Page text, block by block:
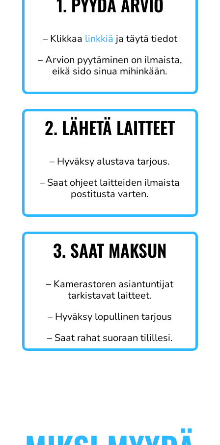
– Klikkaa linkkiä ja täytä tiedot
– Arvion pyytäminen on ilmaista,
eikä sido sinua mihinkään.
2. LÄHETÄ LAITTEET
– Hyväksy alustava tarjous.
– Saat ohjeet laitteiden ilmaista
postitusta varten.
3. SAAT MAKSUN
– Kamerastoren asiantuntijat
tarkistavat laitteet.
– Hyväksy lopullinen tarjous
– Saat rahat suoraan tilillesi.